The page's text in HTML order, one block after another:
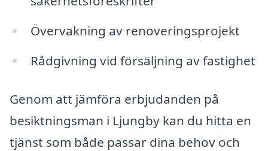
Övervakning av renoveringsprojekt
Rådgivning vid försäljning av fastighet
Genom att jämföra erbjudanden på
besiktningsman i Ljungby kan du hitta en
tjänst som både passar dina behov och